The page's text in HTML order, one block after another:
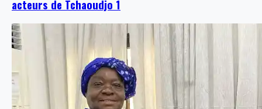
acteurs de Tchaoudjo 1